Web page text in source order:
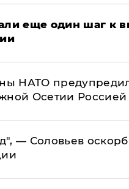
еще один шаг к
НАТО
Осетии Россией
— Соловьев